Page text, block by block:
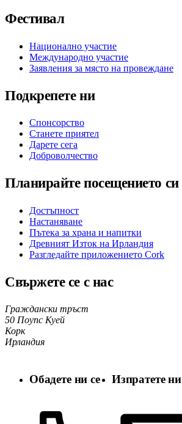
Фестивал
Национално участие
Международно участие
Заявления за място на провеждане
Подкрепете ни
Спонсорство
Станете приятел
Дарете сега
Доброволчество
Планирайте посещението си
Достъпност
Настаняване
Пътека за храна и напитки
Древният Изток на Ирландия
Разгледайте приложението Cork
Свържете се с нас
Граждански тръст
50 Поупс Куей
Корк
Ирландия
Обадете ни се Изпратете